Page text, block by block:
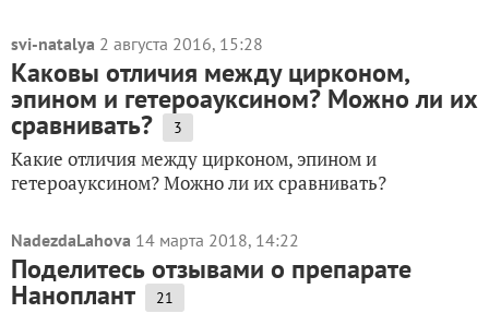
svi-natalya 2 августа 2016, 15:28
Каковы отличия между цирконом,
эпином и гетероауксином? Можно ли их
сравнивать? 3
Какие отличия между цирконом, эпином и
гетероауксином? Можно ли их сравнивать?
NadezdaLahova 14 марта 2018, 14:22
Поделитесь отзывами о препарате
Наноплант 21